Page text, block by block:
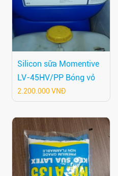
Silicon sữa Momentive
LV-45HV/PP Bóng vỏ
2.200.000 VNĐ